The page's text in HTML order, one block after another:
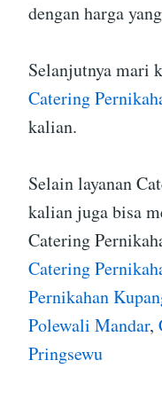
dengan harga
Selanjutnya mari
Catering
kalian.
Selain layanan
kalian juga bisa
Catering
Catering
Pernikahan
Polewali Mandar,
Pringsewu